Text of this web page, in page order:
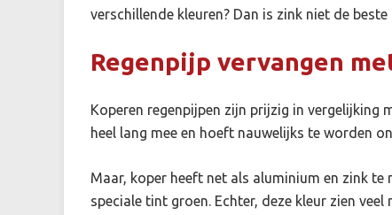
verschillende kleuren? Dan is zink niet de beste
Regenpijp vervangen
Koperen regenpijpen zijn prijzig in vergelijking
heel lang mee en hoeft nauwelijks te worden
Maar, koper heeft net als aluminium en zink
speciale tint groen. Echter, deze kleur zien veel